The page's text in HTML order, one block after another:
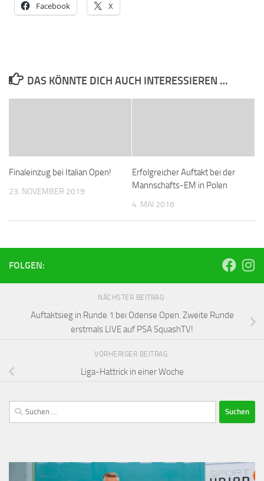
Facebook X
DAS KÖNNTE DICH AUCH INTERESSIEREN …
Finaleinzug bei Italian Open!
23. NOVEMBER 2019
Erfolgreicher Auftakt bei der
Mannschafts-EM in Polen
4. MAI 2016
FOLGEN:
NÄCHSTER BEITRAG
Auftaktsieg in Runde 1 bei Odense Open. Zweite Runde
erstmals LIVE auf PSA SquashTV!
VORHERIGER BEITRAG
Liga-Hattrick in einer Woche